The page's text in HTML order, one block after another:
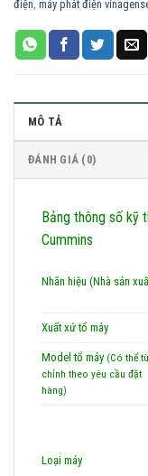
điện máy phát điện
MÔ TẢ
ĐÁNH GIÁ (0)
Bảng thông số kỹ
Cummins
Nhãn hiệu (Nhà sản
Xuất xứ tổ máy
Model tổ máy (Có thể
chỉnh theo yêu cầu đặt
hàng)
Loại máy